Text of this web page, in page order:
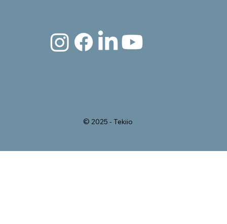
© 2025 - Tekiio